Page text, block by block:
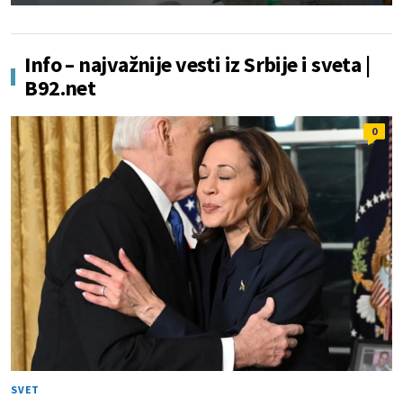
Info – najvažnije vesti iz Srbije i sveta |
B92.net
0
SVET